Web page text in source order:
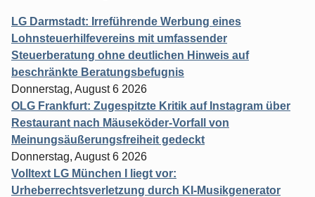
LG Darmstadt: Irreführende Werbung eines
Lohnsteuerhilfevereins mit umfassender
Steuerberatung ohne deutlichen Hinweis auf
beschränkte Beratungsbefugnis
Donnerstag, August 6 2026
OLG Frankfurt: Zugespitzte Kritik auf Instagram über
Restaurant nach Mäuseköder-Vorfall von
Meinungsäußerungsfreiheit gedeckt
Donnerstag, August 6 2026
Volltext LG München I liegt vor:
Urheberrechtsverletzung durch KI-Musikgenerator